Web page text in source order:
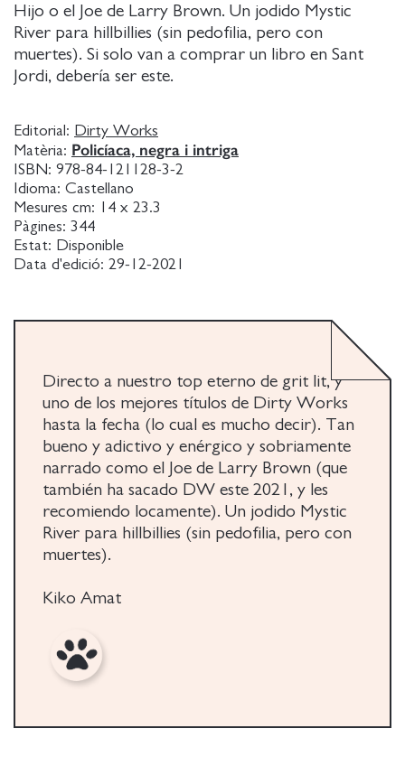
Hijo o el Joe de Larry Brown. Un jodido Mystic
River para hillbillies (sin pedofilia, pero con
muertes). Si solo van a comprar un libro en Sant
Jordi, debería ser este.
Editorial: Dirty Works
Matèria: Policíaca, negra i intriga
ISBN: 978-84-121128-3-2
Idioma: Castellano
Mesures cm:
14 x 23.3
Pàgines: 344
Estat: Disponible
Data d'edició: 29-12-2021
Directo a nuestro top eterno de grit lit, y
uno de los mejores títulos de Dirty Works
hasta la fecha (lo cual es mucho decir). Tan
bueno y adictivo y enérgico y sobriamente
narrado como el Joe de Larry Brown (que
también ha sacado DW este 2021, y les
recomiendo locamente). Un jodido Mystic
River para hillbillies (sin pedofilia, pero con
muertes).
Kiko Amat